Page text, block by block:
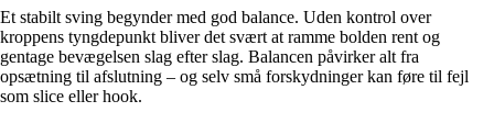
Et stabilt sving begynder med god balance. Uden kontrol over
kroppens tyngdepunkt bliver det svært at ramme bolden rent og
gentage bevægelsen slag efter slag. Balancen påvirker alt fra
opsætning til afslutning – og selv små forskydninger kan føre til fejl
som slice eller hook.